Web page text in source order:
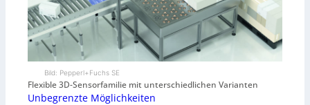
Bild: Pepperl+Fuchs SE
Flexible 3D-Sensorfamilie mit unterschiedlichen Varianten
Unbegrenzte Möglichkeiten